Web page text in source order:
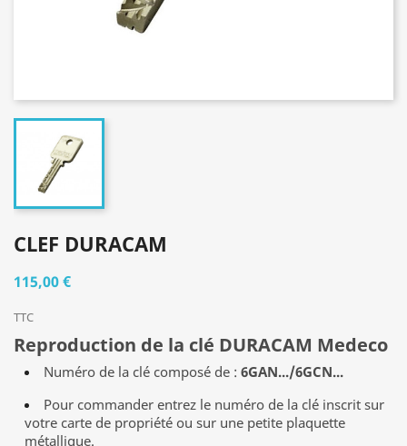
CLEF DURACAM
115,00 €
TTC
Reproduction de la clé DURACAM Medeco
Numéro de la clé composé de : 6GAN.../6GCN...
Pour commander entrez le numéro de la clé inscrit sur
votre carte de propriété ou sur une petite plaquette
métallique.